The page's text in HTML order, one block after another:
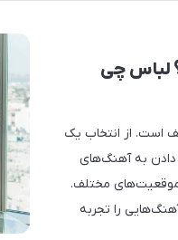
لباس چی
است. از انتخاب یک
به آهنگ‌های
موقعیت‌های مختلف.
را تجربه